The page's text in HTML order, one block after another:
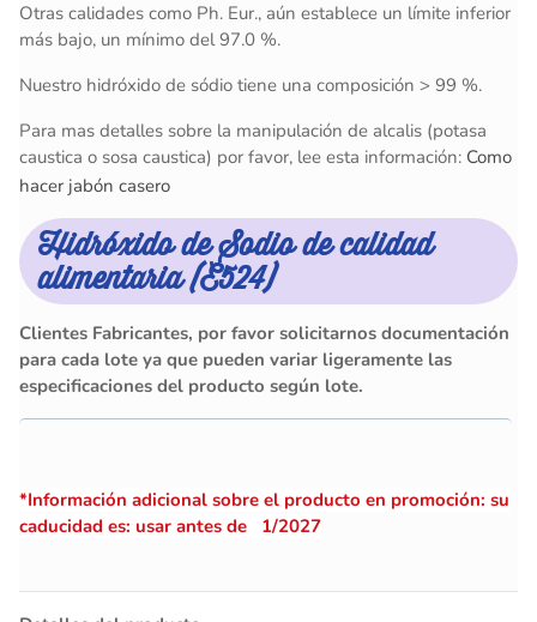
Otras calidades como Ph. Eur., aún establece un límite inferior
más bajo, un mínimo del 97.0 %.
Nuestro hidróxido de sódio tiene una composición > 99 %.
Para mas detalles sobre la manipulación de alcalis (potasa
caustica o sosa caustica) por favor, lee esta información: Como
hacer jabón casero
Hidróxido de Sodio de calidad
alimentaria (E524)
Clientes Fabricantes, por favor solicitarnos documentación
para cada lote ya que pueden variar ligeramente las
especificaciones del producto según lote.
*Información adicional sobre el producto en promoción: su
caducidad es: usar antes de 1/2027